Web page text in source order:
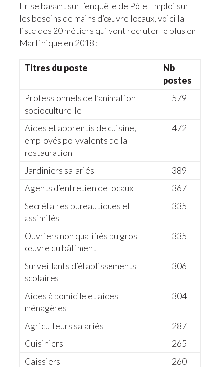
En se basant sur l’enquête de Pôle Emploi sur
les besoins de mains d’œuvre locaux, voici la
liste des 20 métiers qui vont recruter le plus en
Martinique en 2018 :
Titres du poste
Nb
postes
Professionnels de l’animation
socioculturelle
579
Aides et apprentis de cuisine,
employés polyvalents de la
restauration
472
Jardiniers salariés
389
Agents d’entretien de locaux
367
Secrétaires bureautiques et
assimilés
335
Ouvriers non qualifiés du gros
œuvre du bâtiment
335
Surveillants d’établissements
scolaires
306
Aides à domicile et aides
ménagères
304
Agriculteurs salariés
287
Cuisiniers
265
Caissiers
260